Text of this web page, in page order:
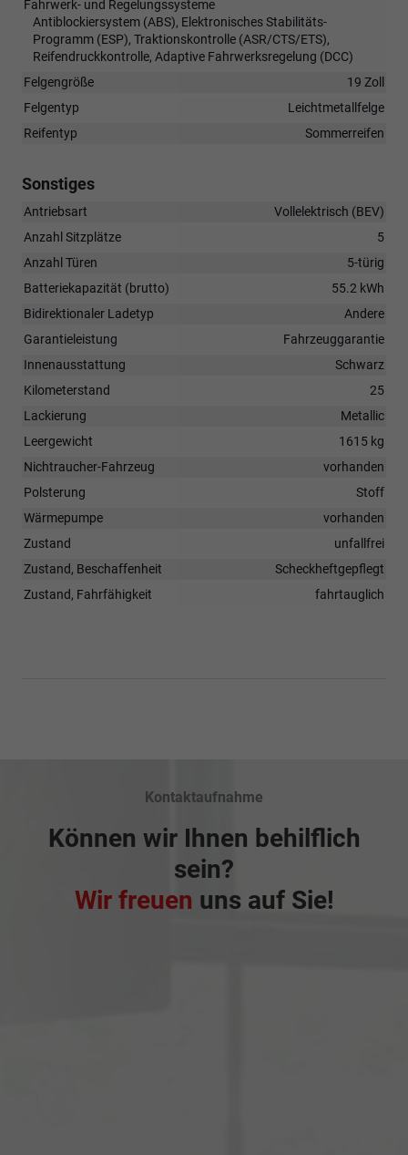
Fahrwerk- und Regelungssysteme
Antiblockiersystem (ABS), Elektronisches Stabilitäts-
Programm (ESP), Traktionskontrolle (ASR/CTS/ETS),
Reifendruckkontrolle, Adaptive Fahrwerksregelung (DCC)
Felgengröße
19 Zoll
Felgentyp
Leichtmetallfelge
Reifentyp
Sommerreifen
Sonstiges
Antriebsart
Vollelektrisch (BEV)
Anzahl Sitzplätze
5
Anzahl Türen
5-türig
Batteriekapazität (brutto)
55.2 kWh
Bidirektionaler Ladetyp
Andere
Garantieleistung
Fahrzeuggarantie
Innenausstattung
Schwarz
Kilometerstand
25
Lackierung
Metallic
Leergewicht
1615 kg
Nichtraucher-Fahrzeug
vorhanden
Polsterung
Stoff
Wärmepumpe
vorhanden
Zustand
unfallfrei
Zustand, Beschaffenheit
Scheckheftgepflegt
Zustand, Fahrfähigkeit
fahrtauglich
Kontaktaufnahme
Können wir Ihnen behilflich
sein?
Wir freuen uns auf Sie!